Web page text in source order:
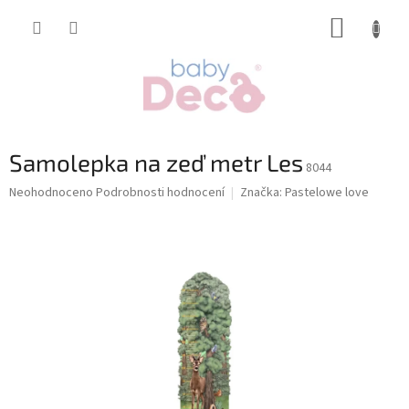
Samolepka na zeď metr Les 8044
Průměrné
Neohodnoceno Podrobnosti hodnocení Značka: Pastelowe love